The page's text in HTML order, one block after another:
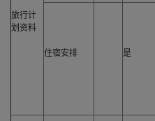
旅行计
划资料
住宿安排 是